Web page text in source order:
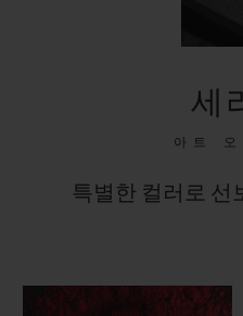
세
아트
특별한 컬러로 선